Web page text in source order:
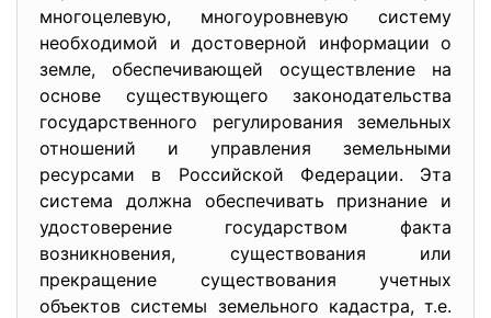
многоцелевую, многоуровневую систему
необходимой и достоверной информации о
земле, обеспечивающей осуществление на
основе существующего законодательства
государственного регулирования земельных
отношений и управления земельными
ресурсами в Российской Федерации. Эта
система должна обеспечивать признание и
удостоверение государством факта
возникновения, существования или
прекращение существования учетных
объектов системы земельного кадастра, т.е.